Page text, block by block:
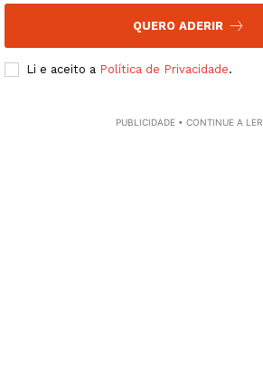
Institucional
QUERO ADERIR
Li e aceito a Política de Privacidade.
PUBLICIDADE • CONTINUE A LER